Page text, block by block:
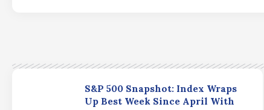
S&P 500 Snapshot: Index Wraps
Up Best Week Since April With